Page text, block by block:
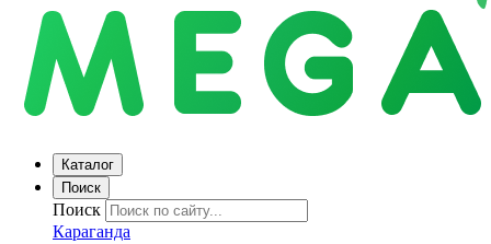
Каталог
Поиск
Поиск
Караганда